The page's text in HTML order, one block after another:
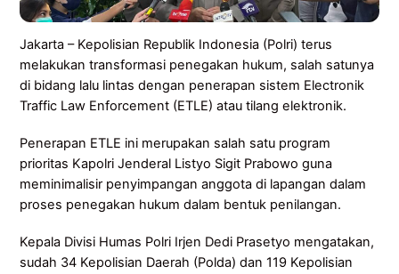
Jakarta – Kepolisian Republik Indonesia (Polri) terus
melakukan transformasi penegakan hukum, salah satunya
di bidang lalu lintas dengan penerapan sistem Electronik
Traffic Law Enforcement (ETLE) atau tilang elektronik.
Penerapan ETLE ini merupakan salah satu program
prioritas Kapolri Jenderal Listyo Sigit Prabowo guna
meminimalisir penyimpangan anggota di lapangan dalam
proses penegakan hukum dalam bentuk penilangan.
Kepala Divisi Humas Polri Irjen Dedi Prasetyo mengatakan,
sudah 34 Kepolisian Daerah (Polda) dan 119 Kepolisian